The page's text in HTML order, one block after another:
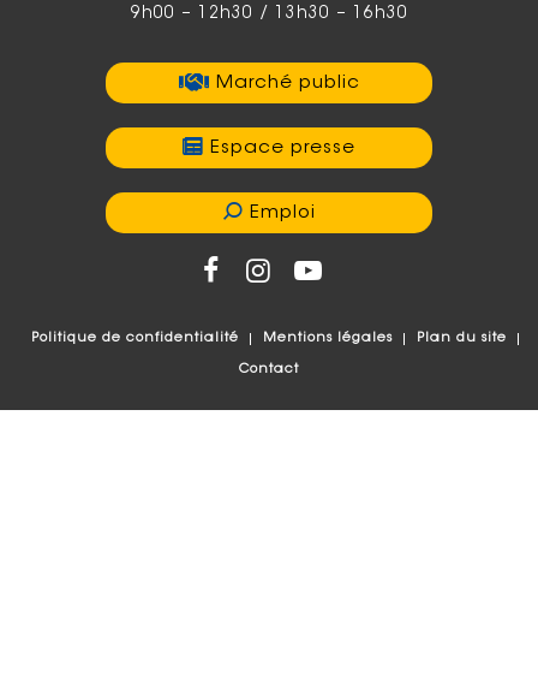
9h00 – 12h30 / 13h30 – 16h30
Marché public
Espace presse
Emploi
Politique de confidentialité Mentions légales Plan du site
Contact